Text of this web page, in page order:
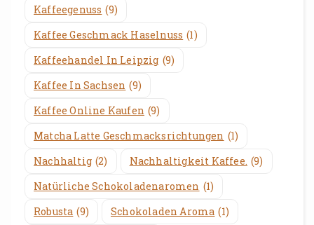
Kaffeegenuss (9)
Kaffee Geschmack Haselnuss (1)
Kaffeehandel In Leipzig (9)
Kaffee In Sachsen (9)
Kaffee Online Kaufen (9)
Matcha Latte Geschmacksrichtungen (1)
Nachhaltig (2) Nachhaltigkeit Kaffee. (9)
Natürliche Schokoladenaromen (1)
Robusta (9) Schokoladen Aroma (1)